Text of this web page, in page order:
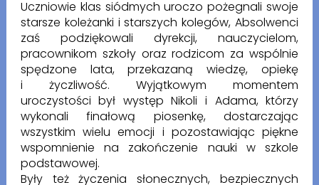
Uczniowie klas siódmych uroczo pożegnali swoje
starsze koleżanki i starszych kolegów, Absolwenci
zaś podziękowali dyrekcji, nauczycielom,
pracownikom szkoły oraz rodzicom za wspólnie
spędzone lata, przekazaną wiedzę, opiekę
i życzliwość. Wyjątkowym momentem
uroczystości był występ Nikoli i Adama, którzy
wykonali finałową piosenkę, dostarczając
wszystkim wielu emocji i pozostawiając piękne
wspomnienie na zakończenie nauki w szkole
podstawowej.
Były też życzenia słonecznych, bezpiecznych